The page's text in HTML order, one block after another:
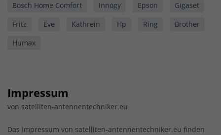
Bosch Home Comfort
Innogy Epson
Gigaset
Fritz
Eve Kathrein Hp Ring
Brother
Humax
Impressum
von satelliten-antennentechniker.eu
Das Impressum von satelliten-antennentechniker.eu finden